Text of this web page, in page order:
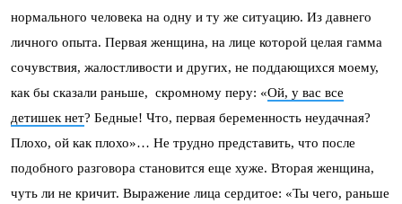
нормального человека на одну и ту же ситуацию. Из давнего
личного опыта. Первая женщина, на лице которой целая гамма
сочувствия, жалостливости и других, не поддающихся моему,
как бы сказали раньше, скромному перу: «Ой, у вас все
детишек нет? Бедные! Что, первая беременность неудачная?
Плохо, ой как плохо»… Не трудно представить, что после
подобного разговора становится еще хуже. Вторая женщина,
чуть ли не кричит. Выражение лица сердитое: «Ты чего, раньше